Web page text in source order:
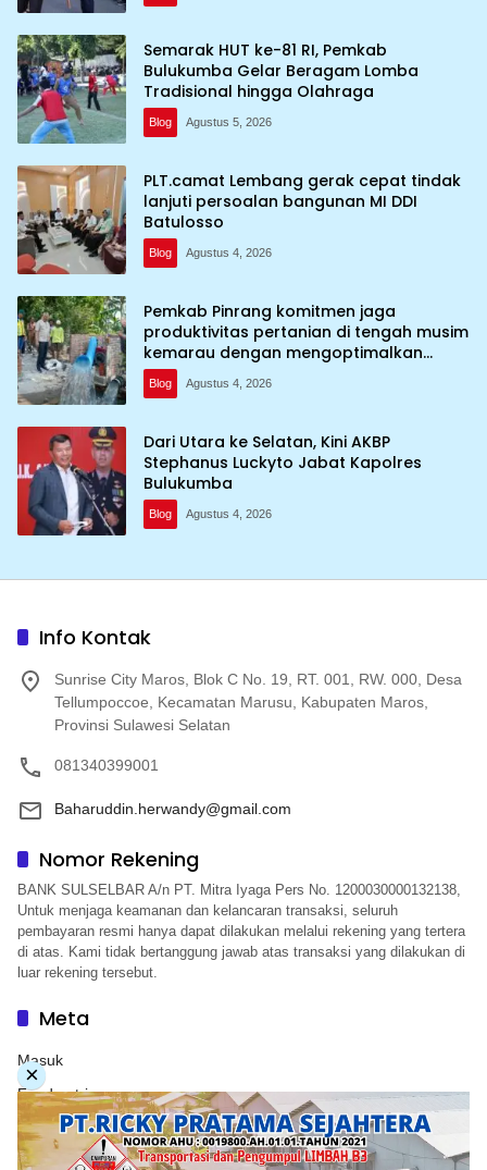
Semarak HUT ke-81 RI, Pemkab
Bulukumba Gelar Beragam Lomba
Tradisional hingga Olahraga
Blog Agustus 5, 2026
PLT.camat Lembang gerak cepat tindak
lanjuti persoalan bangunan MI DDI
Batulosso
Blog Agustus 4, 2026
Pemkab Pinrang komitmen jaga
produktivitas pertanian di tengah musim
kemarau dengan mengoptimalkan
program Irigasi perpompaan (Irpom)
Blog Agustus 4, 2026
Dari Utara ke Selatan, Kini AKBP
Stephanus Luckyto Jabat Kapolres
Bulukumba
Blog Agustus 4, 2026
Info Kontak
Sunrise City Maros, Blok C No. 19, RT. 001, RW. 000, Desa
Tellumpoccoe, Kecamatan Marusu, Kabupaten Maros,
Provinsi Sulawesi Selatan
081340399001
Baharuddin.herwandy@gmail.com
Nomor Rekening
BANK SULSELBAR A/n PT. Mitra Iyaga Pers No. 1200030000132138,
Untuk menjaga keamanan dan kelancaran transaksi, seluruh
pembayaran resmi hanya dapat dilakukan melalui rekening yang tertera
di atas. Kami tidak bertanggung jawab atas transaksi yang dilakukan di
luar rekening tersebut.
Meta
Masuk
Feed entri
Feed komentar
WordPress.org
×